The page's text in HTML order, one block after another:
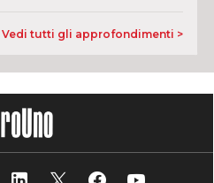
Vedi tutti gli approfondimenti >